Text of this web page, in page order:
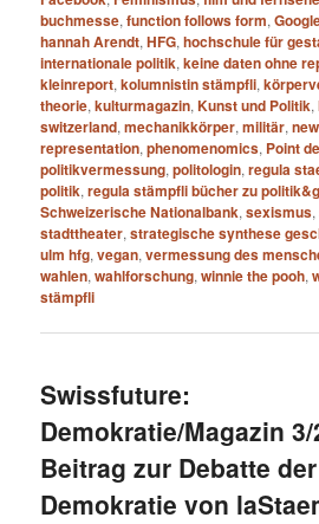
buchmesse,function follows form,
hannah Arendt,HFG,hochschule für
internationale politik,keine daten ohne
kleinreport,kolumnistin stämpfli,
theorie,kulturmagazin,Kunst und Politik,
switzerland,mechanikkörper,militär,
representation,phenomenomics, Point
politikvermessung,politologin,regula
politik,regula stämpfli bücher zu
Schweizerische Nationalbank,sexismus,
stadttheater,strategische synthese
ulm hfg,vegan,vermessung des
wahlen,wahlforschung,winnie the pooh,
stämpfli
Swissfuture:
Demokratie/Magazin 3/
Beitrag zur Debatte der
Demokratie von